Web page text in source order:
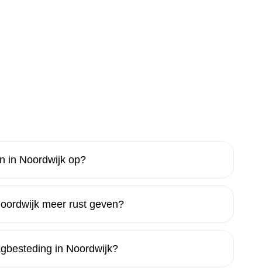
in Noordwijk op?
meer rust geven?
in Noordwijk?